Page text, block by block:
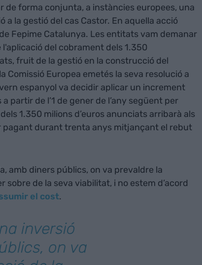
de forma conjunta, a instàncies europees, una
a la gestió del cas Castor. En aquella acció
Fepime Catalunya. Les entitats vam demanar
del cobrament dels 1.350
fruit de la gestió en la construcció del
Comissió Europea emetés la seva resolució a
espanyol va decidir aplicar un increment
partir de l’1 de gener de l’any següent per
1.350 milions d’euros anunciats arribarà als
pagant durant trenta anys mitjançant el rebut
amb diners públics, on va prevaldre la
de la seva viabilitat, i no estem d’acord
el cost.
inversió
on va